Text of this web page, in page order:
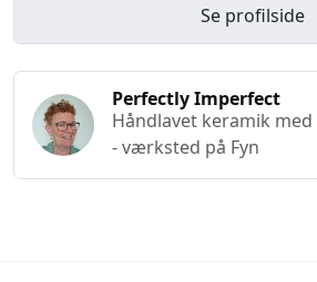
Se profilside
Perfectly Imperfect
Håndlavet keramik
- værksted på Fyn